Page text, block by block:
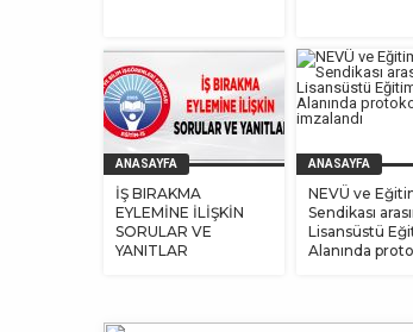
ANASAYFA
İŞ BIRAKMA
EYLEMİNE İLİŞKİN
SORULAR VE
YANITLAR
ANASAYFA
NEVÜ ve
Sendikası
Lisansüstü
Alanında